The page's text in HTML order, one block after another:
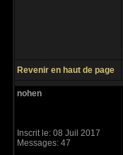
Revenir en haut de page
nohen
Inscrit le: 08 Juil 2017
Messages: 47